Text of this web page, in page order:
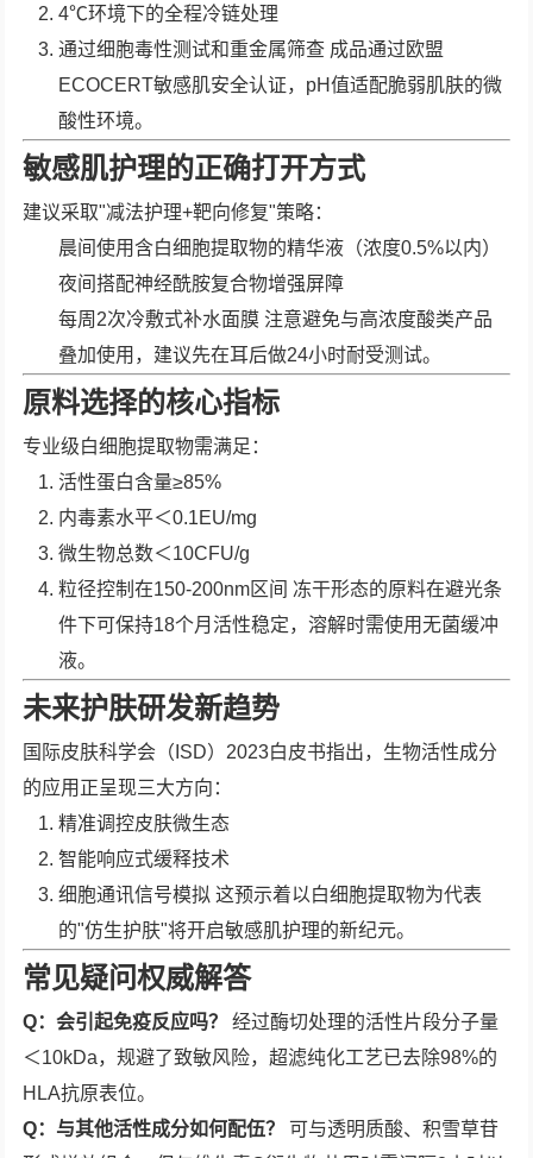
4℃环境下的全程冷链处理
通过细胞毒性测试和重金属筛查 成品通过欧盟
ECOCERT敏感肌安全认证，pH值适配脆弱肌肤的微
酸性环境。
敏感肌护理的正确打开方式
建议采取"减法护理+靶向修复"策略：
晨间使用含白细胞提取物的精华液（浓度0.5%以内）
夜间搭配神经酰胺复合物增强屏障
每周2次冷敷式补水面膜 注意避免与高浓度酸类产品
叠加使用，建议先在耳后做24小时耐受测试。
原料选择的核心指标
专业级白细胞提取物需满足：
活性蛋白含量≥85%
内毒素水平＜0.1EU/mg
微生物总数＜10CFU/g
粒径控制在150-200nm区间 冻干形态的原料在避光条
件下可保持18个月活性稳定，溶解时需使用无菌缓冲
液。
未来护肤研发新趋势
国际皮肤科学会（ISD）2023白皮书指出，生物活性成分
的应用正呈现三大方向：
精准调控皮肤微生态
智能响应式缓释技术
细胞通讯信号模拟 这预示着以白细胞提取物为代表
的"仿生护肤"将开启敏感肌护理的新纪元。
常见疑问权威解答
Q：会引起免疫反应吗？
经过酶切处理的活性片段分子量
＜10kDa，规避了致敏风险，超滤纯化工艺已去除98%的
HLA抗原表位。
Q：与其他活性成分如何配伍？
可与透明质酸、积雪草苷